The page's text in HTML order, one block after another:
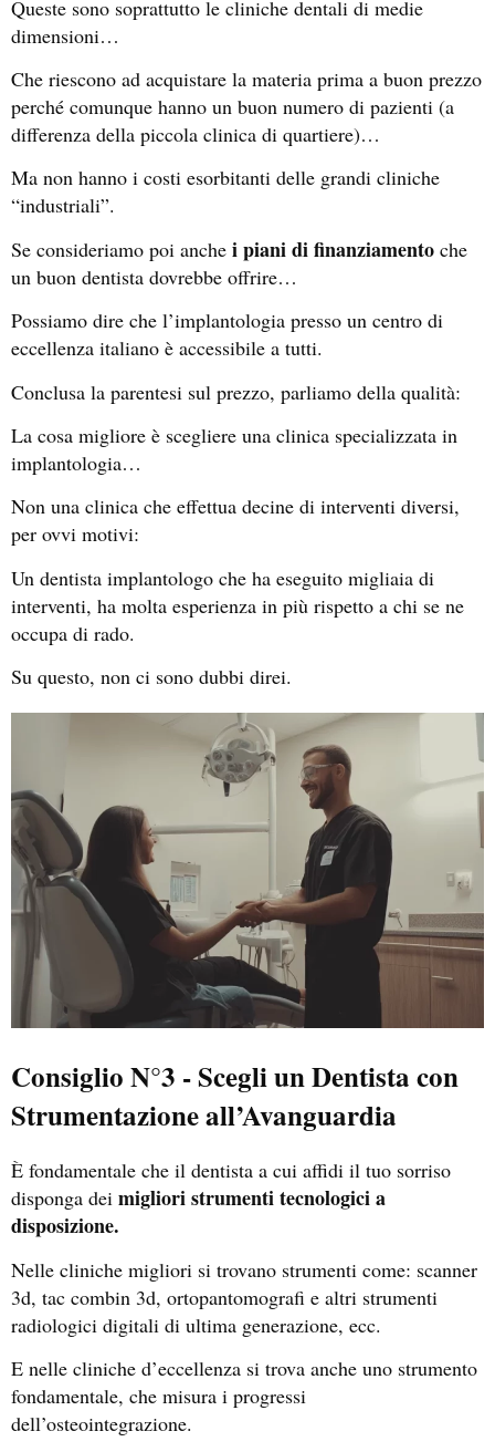
Queste sono soprattutto le cliniche dentali di medie
dimensioni…
Che riescono ad acquistare la materia prima a buon prezzo
perché comunque hanno un buon numero di pazienti (a
differenza della piccola clinica di quartiere)…
Ma non hanno i costi esorbitanti delle grandi cliniche
“industriali”.
Se consideriamo poi anche i piani di finanziamento che
un buon dentista dovrebbe offrire…
Possiamo dire che l’implantologia presso un centro di
eccellenza italiano è accessibile a tutti.
Conclusa la parentesi sul prezzo, parliamo della qualità:
La cosa migliore è scegliere una clinica specializzata in
implantologia…
Non una clinica che effettua decine di interventi diversi,
per ovvi motivi:
Un dentista implantologo che ha eseguito migliaia di
interventi, ha molta esperienza in più rispetto a chi se ne
occupa di rado.
Su questo, non ci sono dubbi direi.
Consiglio N°3 - Scegli un Dentista con
Strumentazione all’Avanguardia
È fondamentale che il dentista a cui affidi il tuo sorriso
disponga dei migliori strumenti tecnologici a
disposizione.
Nelle cliniche migliori si trovano strumenti come: scanner
3d, tac combin 3d, ortopantomografi e altri strumenti
radiologici digitali di ultima generazione, ecc.
E nelle cliniche d’eccellenza si trova anche uno strumento
fondamentale, che misura i progressi
dell’osteointegrazione.